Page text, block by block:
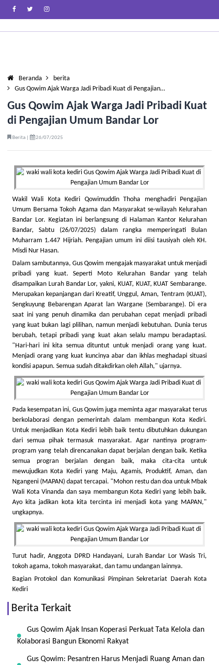
Beranda
berita
Gus Qowim Ajak Warga Jadi Pribadi Kuat di Pengajian…
Gus Qowim Ajak Warga Jadi Pribadi Kuat
di Pengajian Umum Bandar Lor
Berita | 26/07/2025
Wakil Wali Kota Kediri Qowimuddin Thoha menghadiri Pengajian
Umum Bersama Tokoh Agama dan Masyarakat se-wilayah Kelurahan
Bandar Lor. Kegiatan ini berlangsung di Halaman Kantor Kelurahan
Bandar, Sabtu (26/07/2025) dalam rangka memperingati Bulan
Muharram 1.447 Hijriah. Pengajian umum ini diisi tausiyah oleh KH.
Misdi Nur Hasan.
Dalam sambutannya, Gus Qowim mengajak masyarakat untuk menjadi
pribadi yang kuat. Seperti Moto Kelurahan Bandar yang telah
disampaikan Lurah Bandar Lor, yakni, KUAT, KUAT, KUAT Sembarange.
Merupakan kepanjangan dari Kreatif, Unggul, Aman, Tentram (KUAT),
Sengkuyung Bebarengan Aparat lan Wargane (Sembarange). Di era
saat ini yang penuh dinamika dan perubahan cepat menjadi pribadi
yang kuat bukan lagi plilihan, namun menjadi kebutuhan. Dunia terus
berubah, tetapi pribadi yang kuat akan selalu mampu beradaptasi.
"Hari-hari ini kita semua dituntut untuk menjadi orang yang kuat.
Menjadi orang yang kuat kuncinya abar dan ikhlas meghadapi situasi
kondisi apapun. Semua sudah ditakdirkan oleh Allah," ujarnya.
Pada kesempatan ini, Gus Qowim juga meminta agar masyarakat terus
berkolaborasi dengan pemerintah dalam membangun Kota Kediri.
Untuk menjadikan Kota Kediri lebih baik tentu dibutuhkan dukungan
dari semua pihak termasuk masyarakat. Agar nantinya program-
program yang telah direncanakan dapat berjalan dengan baik. Ketika
semua progran berjalan dengan baik, maka cita-cita untuk
mewujudkan Kota Kediri yang Maju, Agamis, Produktif, Aman, dan
Ngangeni (MAPAN) dapat tercapai. "Mohon restu dan doa untuk Mbak
Wali Kota Vinanda dan saya membangun Kota Kediri yang lebih baik.
Ayo kita jadikan kota kita tercinta ini menjadi kota yang MAPAN,"
ungkapnya.
Turut hadir, Anggota DPRD Handayani, Lurah Bandar Lor Wasis Tri,
tokoh agama, tokoh masyarakat, dan tamu undangan lainnya.
Bagian Protokol dan Komunikasi Pimpinan Sekretariat Daerah Kota
Kediri
Berita Terkait
Gus Qowim Ajak Insan Koperasi Perkuat Tata Kelola dan
Kolaborasi Bangun Ekonomi Rakyat
Gus Qowim: Pesantren Harus Menjadi Ruang Aman dan